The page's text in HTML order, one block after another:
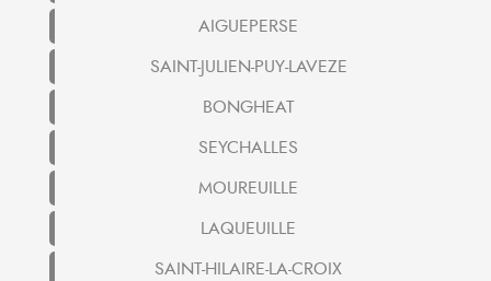
AIGUEPERSE
SAINT-JULIEN-PUY-LAVEZE
BONGHEAT
SEYCHALLES
MOUREUILLE
LAQUEUILLE
SAINT-HILAIRE-LA-CROIX